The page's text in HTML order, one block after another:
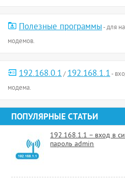
Полезные программы- для
модемов.
192.168.0.1/192.168.1.1-
модема.
ПОПУЛЯРНЫЕ СТАТЬИ
192.168.1.1 – вход в
пароль admin